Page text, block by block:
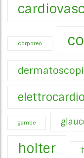
corporeo
gambe
holter